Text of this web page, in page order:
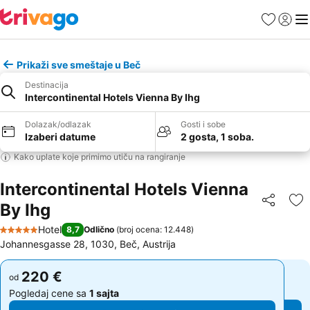
FavoritiPrijavi
Prikaži sve smeštaje u Beč
Destinacija
Intercontinental Hotels Vienna By Ihg
Dolazak/odlazak
Izaberi datume
Gosti i sobe
2 gosta, 1 soba.
Kako uplate koje primimo utiču na rangiranje
Intercontinental Hotels Vienna
By Ihg
Deli
5 Zvezdice
Hotel 8,7 Odlično (broj ocena: 12.448)
Johannesgasse 28, 1030, Beč, Austrija
od 220 €
Pogledaj cene sa 1 sajta
od 220 €
Pogledaj cene sa 1 sajta